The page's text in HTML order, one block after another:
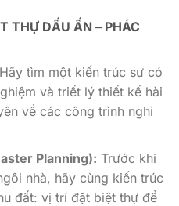
THỰ DẤU ẤN – PHÁC
Hãy tìm một kiến trúc sư có
và triết lý thiết kế hài
về các công trình nghỉ
Planning): Trước khi
nhà, hãy cùng kiến trúc
đất: vị trí đặt biệt thự để